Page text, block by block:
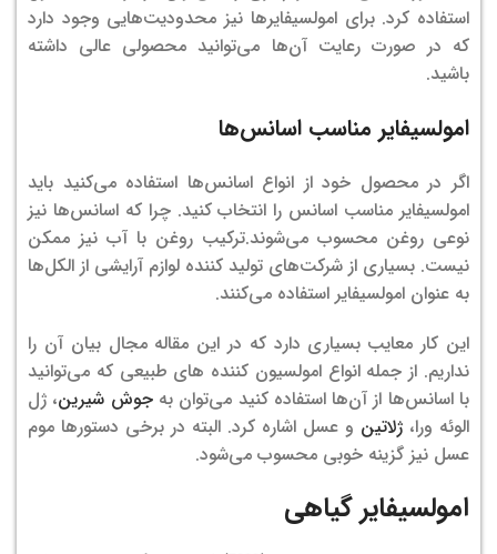
استفاده کرد. برای امولسیفایرها نیز محدودیت‌هایی وجود دارد
که در صورت رعایت آن‌ها می‌توانید محصولی عالی داشته
باشید.
امولسیفایر مناسب اسانس‌ها
اگر در محصول خود از انواع اسانس‌ها استفاده می‌کنید باید
امولسیفایر مناسب اسانس را انتخاب کنید. چرا که اسانس‌ها نیز
نوعی روغن محسوب می‌شوند.ترکیب روغن با آب نیز ممکن
نیست. بسیاری از شرکت‌های تولید کننده لوازم آرایشی از الکل‌ها
به عنوان امولسیفایر استفاده می‌کنند.
این کار معایب بسیاری دارد که در این مقاله مجال بیان آن را
نداریم. از جمله انواع امولسیون کننده های طبیعی که می‌توانید
با اسانس‌ها از آن‌ها استفاده کنید می‌توان بهجوش شیرین، ژل
الوئه ورا، ژلاتین و عسل اشاره کرد. البته در برخی دستور‌ها موم
عسل نیز گزینه خوبی محسوب می‌شود.
امولسیفایر گیاهی